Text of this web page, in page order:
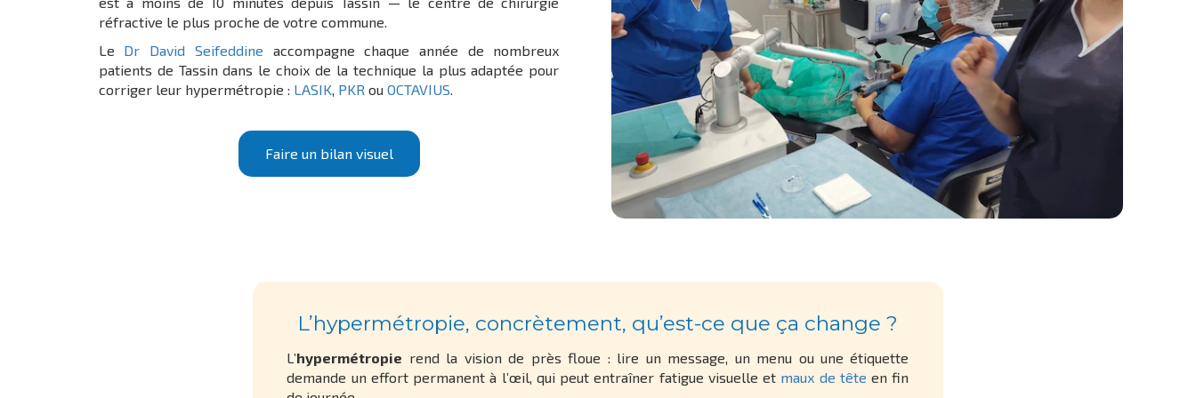
réfractive le plus proche de votre commune.
Le Dr David Seifeddine accompagne chaque année de nombreux
patients de Tassin dans le choix de la technique la plus adaptée pour
corriger leur hypermétropie : LASIK, PKR ou OCTAVIUS
Faire un bilan visuel
L’hypermétropie, concrètement, qu’est-ce que ça change ?
L’hypermétropie rend la vision de près floue : lire un message, un menu ou une étiquette
demande un effort permanent à l’œil, qui peut entraîner fatigue visuelle et maux de tête en fin